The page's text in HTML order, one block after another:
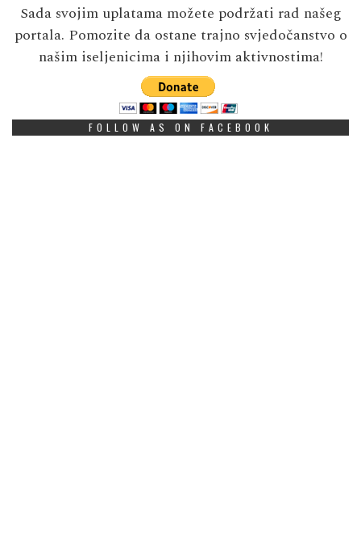
Sada svojim uplatama možete podržati rad našeg
portala. Pomozite da ostane trajno svjedočanstvo o
našim iseljenicima i njihovim aktivnostima!
FOLLOW AS ON FACEBOOK